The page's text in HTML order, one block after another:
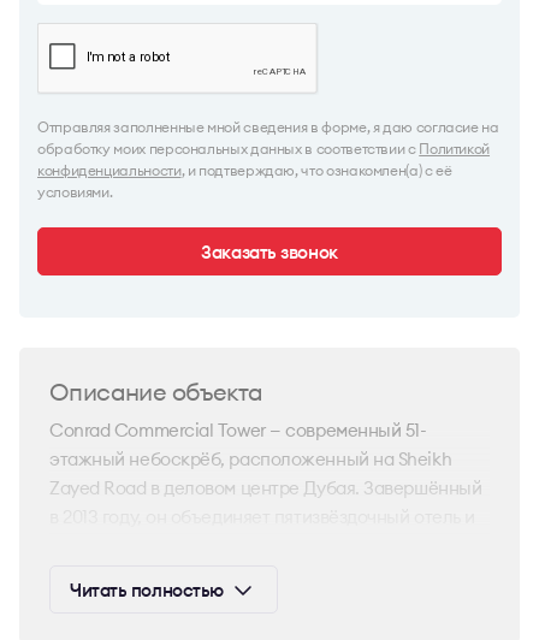
Отправляя заполненные мной сведения в форме, я даю согласие на
обработку моих персональных данных в соответствии с Политикой
конфиденциальности, и подтверждаю, что ознакомлен(а) с её
условиями.
Заказать звонок
Описание объекта
Conrad Commercial Tower — современный 51-
этажный небоскрёб, расположенный на Sheikh
Zayed Road в деловом центре Дубая. Завершённый
Архитектурное бюро Atkins разработало дизайн
Читать полностью